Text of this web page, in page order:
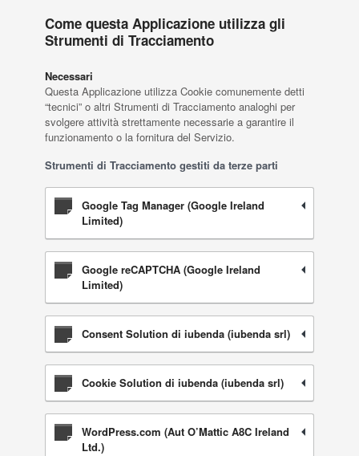
Come questa Applicazione utilizza gli
Strumenti di Tracciamento
Necessari
Questa Applicazione utilizza Cookie comunemente detti
“tecnici” o altri Strumenti di Tracciamento analoghi per
svolgere attività strettamente necessarie a garantire il
funzionamento o la fornitura del Servizio.
Strumenti di Tracciamento gestiti da terze parti
Google Tag Manager (Google Ireland
Limited)
Google reCAPTCHA (Google Ireland
Limited)
Consent Solution di iubenda (iubenda srl)
Cookie Solution di iubenda (iubenda srl)
WordPress.com (Aut O’Mattic A8C Ireland
Ltd.)